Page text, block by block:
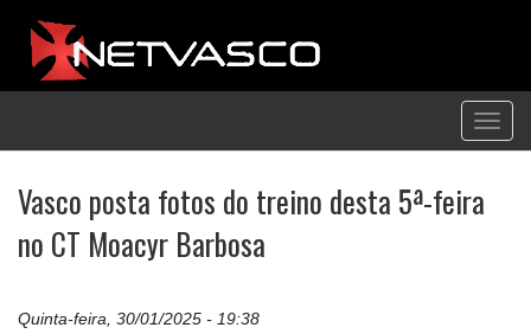
Vasco posta fotos do treino desta 5ª-feira
no CT Moacyr Barbosa
Quinta-feira, 30/01/2025 - 19:38